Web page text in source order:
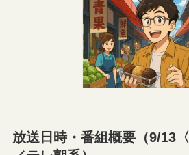
放送日時・番組概要（9/13